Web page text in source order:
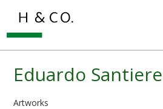
Eduardo Santiere
Artworks